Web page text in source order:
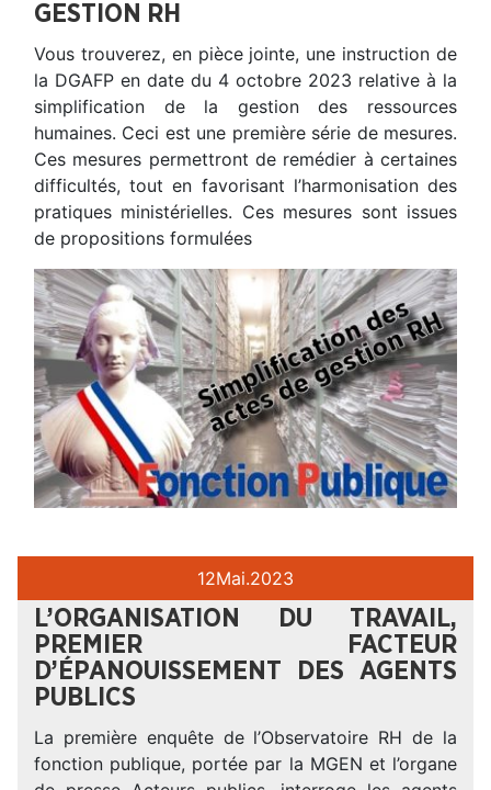
GESTION RH
Vous trouverez, en pièce jointe, une instruction de
la DGAFP en date du 4 octobre 2023 relative à la
simplification de la gestion des ressources
humaines. Ceci est une première série de mesures.
Ces mesures permettront de remédier à certaines
difficultés, tout en favorisant l’harmonisation des
pratiques ministérielles. Ces mesures sont issues
de propositions formulées
12Mai.2023
L’ORGANISATION DU TRAVAIL,
PREMIER FACTEUR
D’ÉPANOUISSEMENT DES AGENTS
PUBLICS
La première enquête de l’Observatoire RH de la
fonction publique, portée par la MGEN et l’organe